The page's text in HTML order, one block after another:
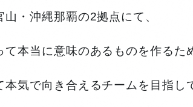
・沖縄那覇の2拠点にて、
本当に意味のあるものを作るた
気で向き合えるチームを目指し